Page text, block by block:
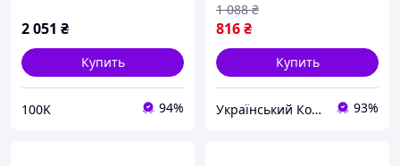
2 051 ₴
Купить
100K 94%
816₴
1 088 ₴
Купить
Український Кошик 93%